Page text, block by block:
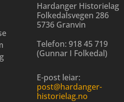
Hardanger Historielag
Folkedalsvegen 286
5736 Granvin
Telefon: 918 45 719
(Gunnar I Folkedal)
E-post leiar:
post@hardanger-
historielag.no